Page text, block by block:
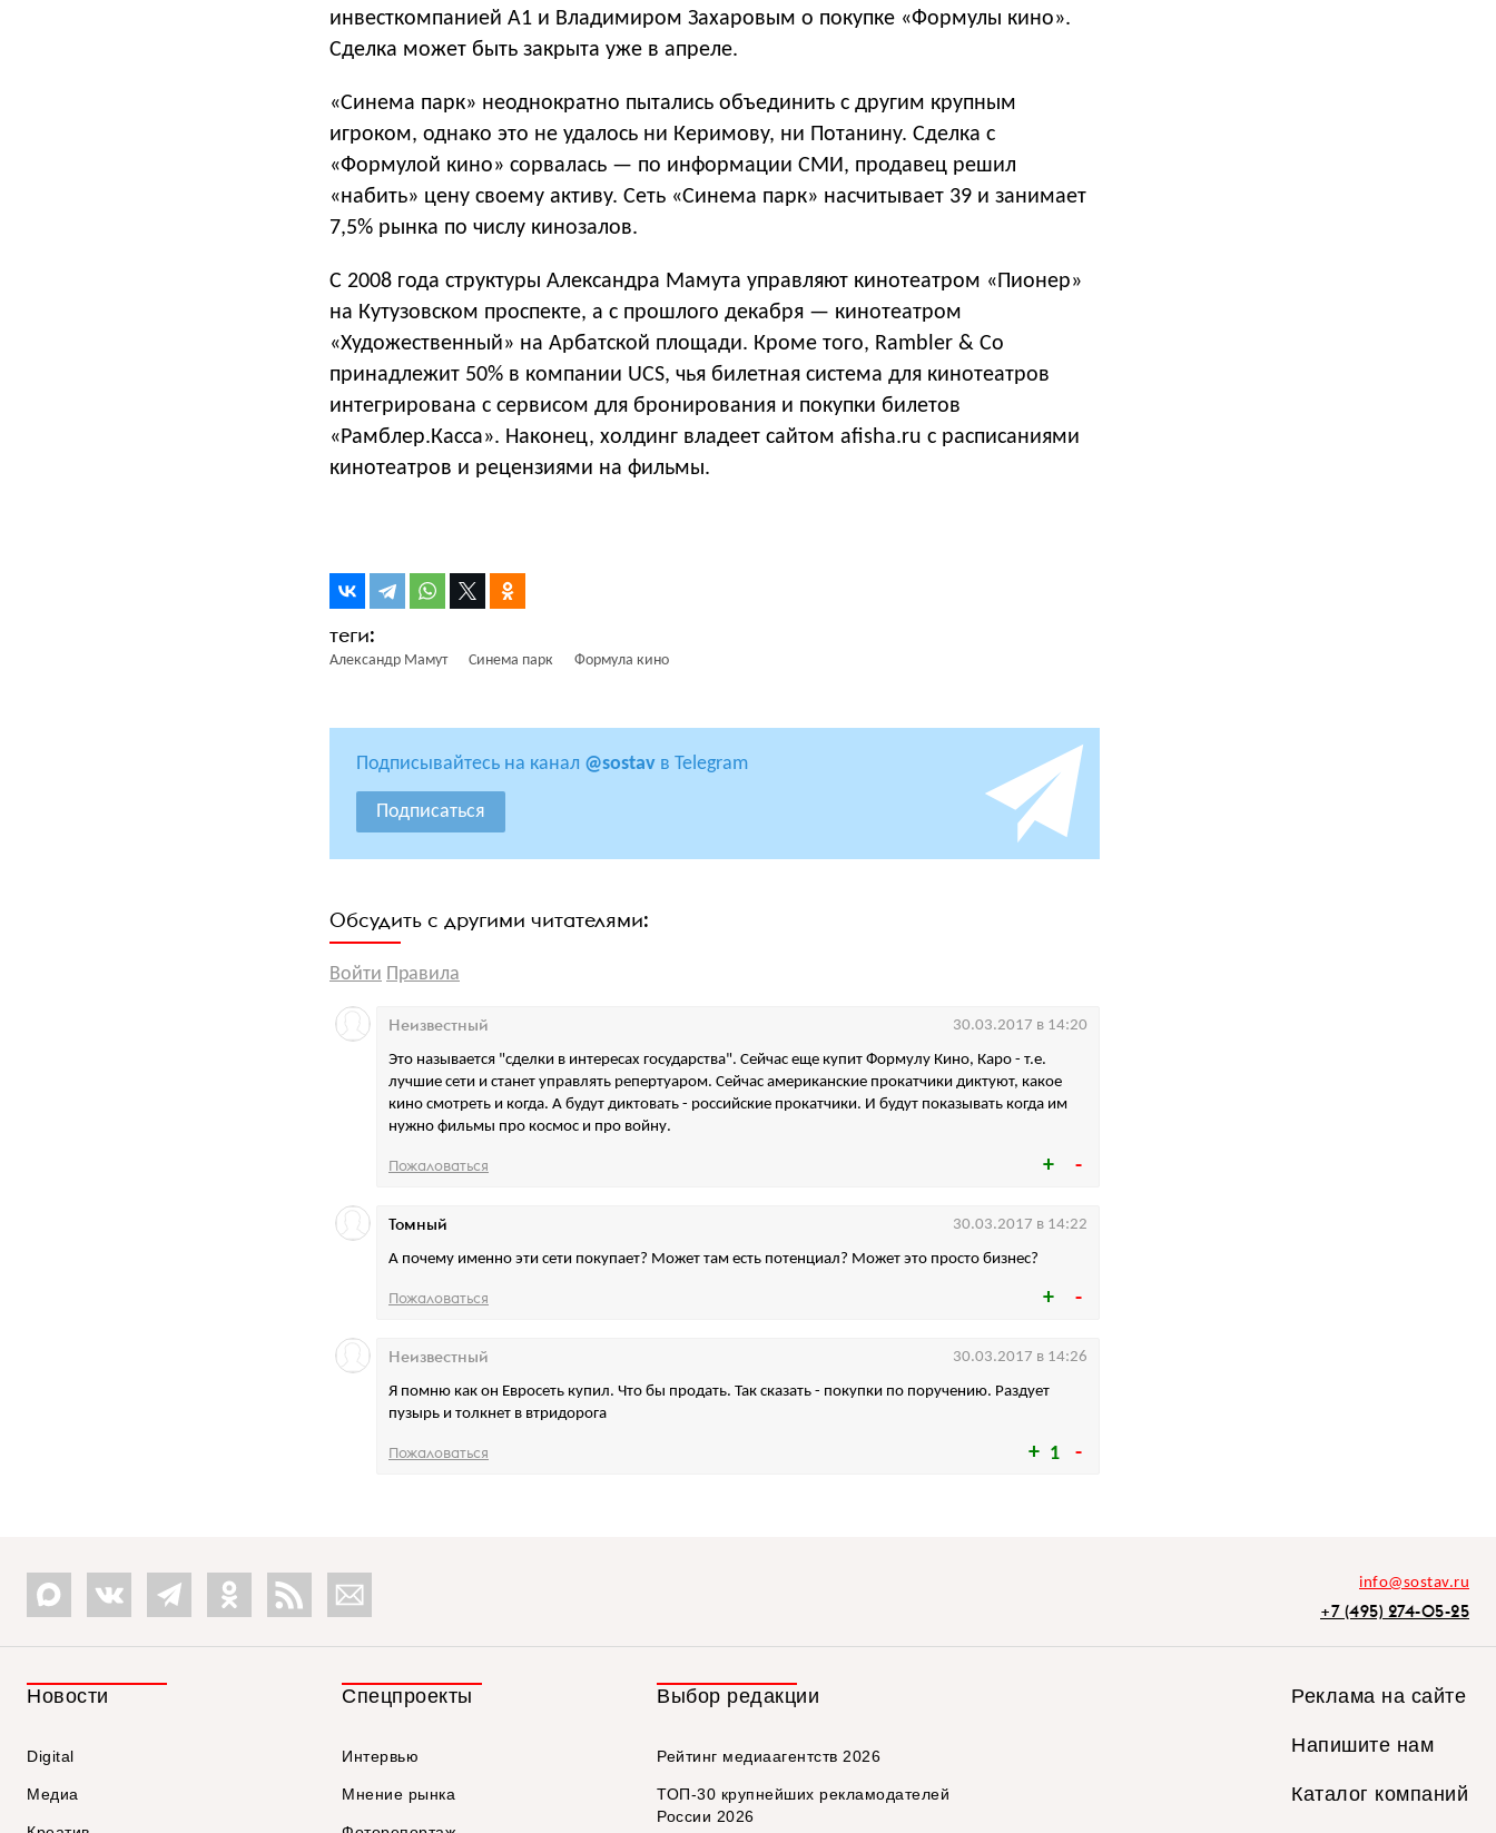
инвесткомпанией А1 и Владимиром Захаровым о покупке «Формулы кино».
Сделка может быть закрыта уже в апреле.
«Синема парк» неоднократно пытались объединить с другим крупным
игроком, однако это не удалось ни Керимову, ни Потанину. Сделка с
«Формулой кино» сорвалась — по информации СМИ, продавец решил
«набить» цену своему активу. Сеть «Синема парк» насчитывает 39 и занимает
7,5% рынка по числу кинозалов.
С 2008 года структуры Александра Мамута управляют кинотеатром «Пионер»
на Кутузовском проспекте, а с прошлого декабря — кинотеатром
«Художественный» на Арбатской площади. Кроме того, Rambler & Co
принадлежит 50% в компании UCS, чья билетная система для кинотеатров
интегрирована с сервисом для бронирования и покупки билетов
«Рамблер.Касса». Наконец, холдинг владеет сайтом afisha.ru с расписаниями
кинотеатров и рецензиями на фильмы.
Александр Мамут Синема парк Формула кино
Подписывайтесь на канал @sostav в Telegram
Подписаться
Обсудить с другими читателями:
Войти Правила
Это называется "сделки в интересах государства". Сейчас еще купит Формулу Кино, Каро - т.е.
лучшие сети и станет управлять репертуаром. Сейчас американские прокатчики диктуют, какое
кино смотреть и когда. А будут диктовать - российские прокатчики. И будут показывать когда им
нужно фильмы про космос и про войну.
Неизвестный 30.03.2017 в 14:20
Пожаловаться
А почему именно эти сети покупает? Может там есть потенциал? Может это просто бизнес?
Томный 30.03.2017 в 14:22
Пожаловаться
1
Я помню как он Евросеть купил. Что бы продать. Так сказать - покупки по поручению. Раздует
пузырь и толкнет в втридорога
Неизвестный 30.03.2017 в 14:26
Пожаловаться
info@sostav.ru
+7 (495) 274-05-25
Новости
Digital
Медиа
Спецпроекты
Интервью
Мнение рынка
Выбор редакции
Рейтинг медиаагентств 2026
ТОП-30 крупнейших рекламодателей
России 2026
Реклама на сайте
Напишите нам
Каталог компаний